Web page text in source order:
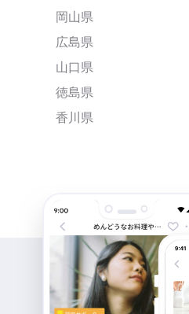
岡山県
広島県
山口県
徳島県
香川県